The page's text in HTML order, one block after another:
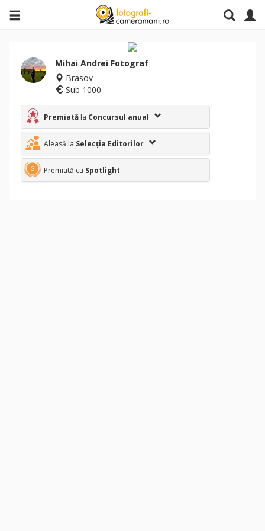
Mihai Andrei Fotograf
Brasov
Sub 1000
Premiată la Concursul anual
Aleasă la Selecția Editorilor
Premiată cu Spotlight